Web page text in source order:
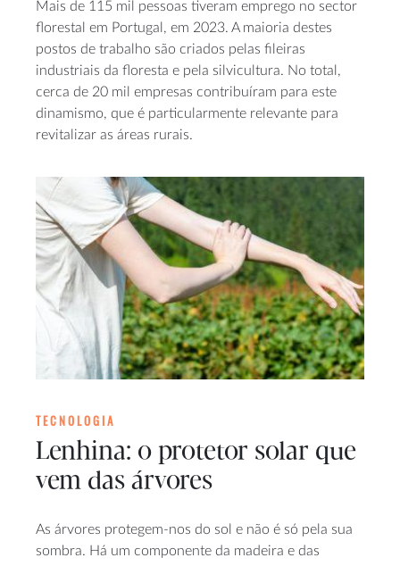
Mais de 115 mil pessoas tiveram emprego no sector
florestal em Portugal, em 2023. A maioria destes
postos de trabalho são criados pelas fileiras
industriais da floresta e pela silvicultura. No total,
cerca de 20 mil empresas contribuíram para este
dinamismo, que é particularmente relevante para
revitalizar as áreas rurais.
TECNOLOGIA
Lenhina: o protetor solar que
vem das árvores
As árvores protegem-nos do sol e não é só pela sua
sombra. Há um componente da madeira e das